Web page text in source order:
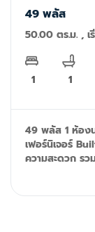
49 พลัส
50.00 ตร.ม. ,
1 1
49 พลัส 1 ห้อง
เฟอร์นิเจอร์ Built-
ความสะดวก ร